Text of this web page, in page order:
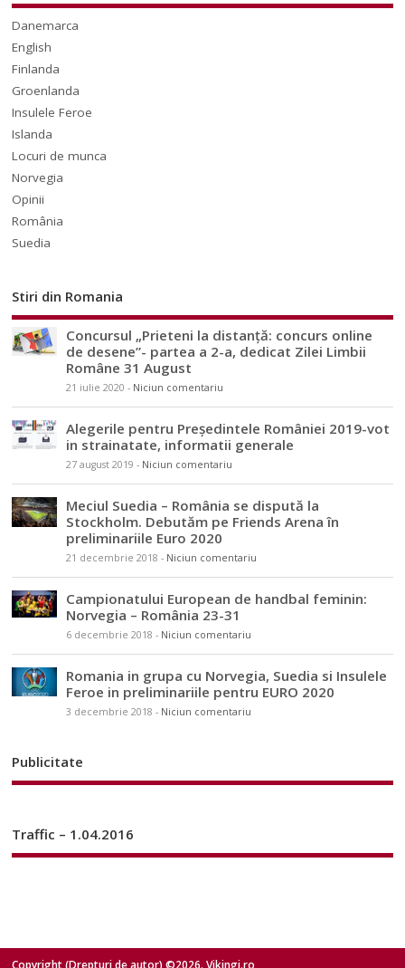
Danemarca
English
Finlanda
Groenlanda
Insulele Feroe
Islanda
Locuri de munca
Norvegia
Opinii
România
Suedia
Stiri din Romania
Concursul „Prieteni la distanță: concurs online
de desene”- partea a 2-a, dedicat Zilei Limbii
Române 31 August
21 iulie 2020 - Niciun comentariu
Alegerile pentru Președintele României 2019-vot
in strainatate, informatii generale
27 august 2019 - Niciun comentariu
Meciul Suedia – România se dispută la
Stockholm. Debutăm pe Friends Arena în
preliminariile Euro 2020
21 decembrie 2018 - Niciun comentariu
Campionatului European de handbal feminin:
Norvegia – România 23-31
6 decembrie 2018 - Niciun comentariu
Romania in grupa cu Norvegia, Suedia si Insulele
Feroe in preliminariile pentru EURO 2020
3 decembrie 2018 - Niciun comentariu
Publicitate
Traffic – 1.04.2016
Copyright (Drepturi de autor) ©2026. Vikingi.ro